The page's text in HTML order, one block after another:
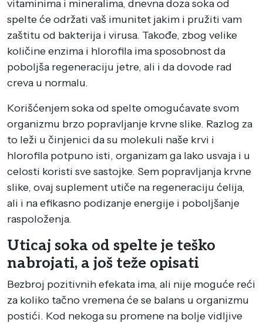
vitaminima i mineralima, dnevna doza soka od
spelte će održati vaš imunitet jakim i pružiti vam
zaštitu od bakterija i virusa. Takođe, zbog velike
količine enzima i hlorofila ima sposobnost da
poboljša regeneraciju jetre, ali i da dovode rad
creva u normalu.
Korišćenjem soka od spelte omogućavate svom
organizmu brzo popravljanje krvne slike. Razlog za
to leži u činjenici da su molekuli naše krvi i
hlorofila potpuno isti, organizam ga lako usvaja i u
celosti koristi sve sastojke. Sem popravljanja krvne
slike, ovaj suplement utiče na regeneraciju ćelija,
ali i na efikasno podizanje energije i poboljšanje
raspoloženja.
Uticaj soka od spelte je teško
nabrojati, a još teže opisati
Bezbroj pozitivnih efekata ima, ali nije moguće reći
za koliko tačno vremena će se balans u organizmu
postići. Kod nekoga su promene na bolje vidljive